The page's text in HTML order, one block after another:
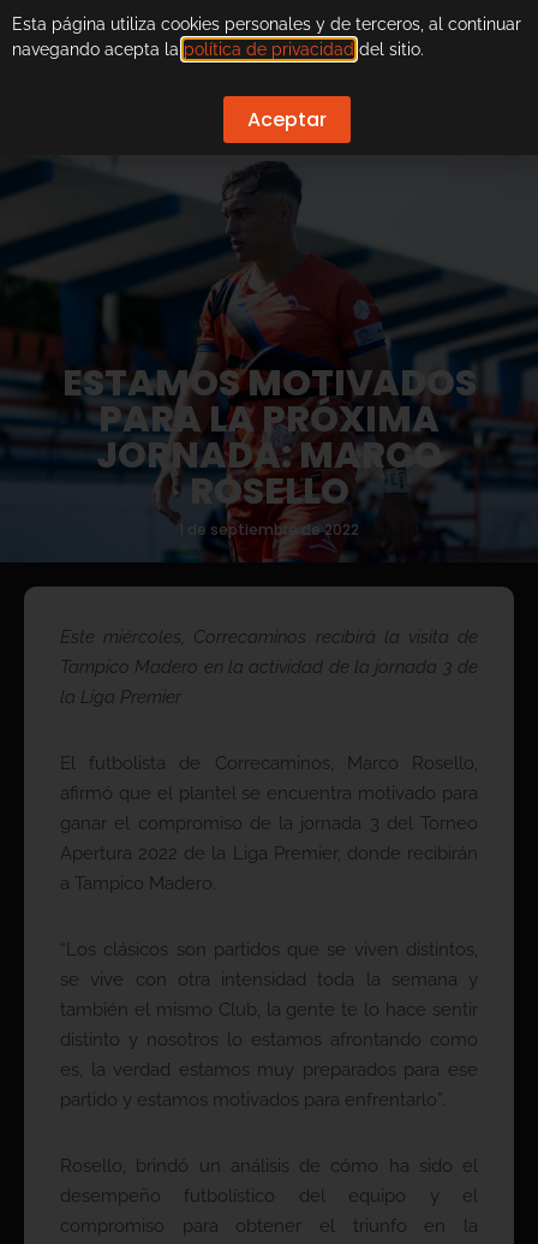
ESTAMOS MOTIVADOS
PARA LA PRÓXIMA
JORNADA: MARCO
ROSELLO
1 de septiembre de 2022
Este miércoles, Correcaminos recibirá la visita de
Tampico Madero en la actividad de la jornada 3 de
la Liga Premier
El futbolista de Correcaminos, Marco Rosello,
afirmó que el plantel se encuentra motivado para
ganar el compromiso de la jornada 3 del Torneo
Apertura 2022 de la Liga Premier, donde recibirán
a Tampico Madero.
“Los clásicos son partidos que se viven distintos,
se vive con otra intensidad toda la semana y
también el mismo Club, la gente te lo hace sentir
distinto y nosotros lo estamos afrontando como
es, la verdad estamos muy preparados para ese
partido y estamos motivados para enfrentarlo”.
Rosello, brindó un análisis de cómo ha sido el
desempeño futbolístico del equipo y el
compromiso para obtener el triunfo en la
Esta página utiliza cookies personales y de terceros, al continuar
navegando acepta la política de privacidad del sitio.
Aceptar